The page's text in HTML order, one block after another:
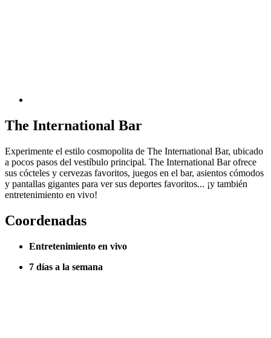
The International Bar
Experimente el estilo cosmopolita de The International Bar, ubicado
a pocos pasos del vestíbulo principal. The International Bar ofrece
sus cócteles y cervezas favoritos, juegos en el bar, asientos cómodos
y pantallas gigantes para ver sus deportes favoritos... ¡y también
entretenimiento en vivo!
Coordenadas
Entretenimiento en vivo
7 días a la semana